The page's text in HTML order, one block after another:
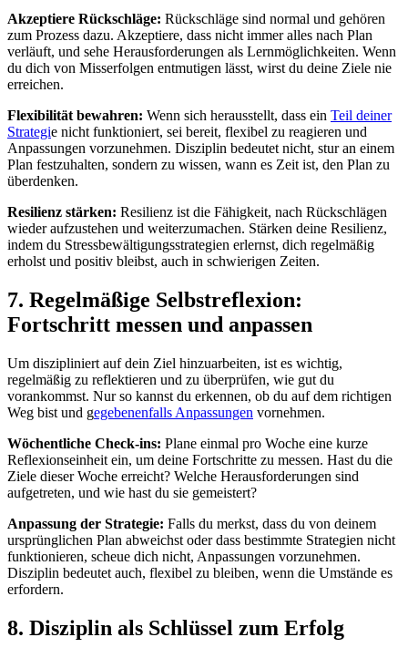
Akzeptiere Rückschläge: Rückschläge sind normal und gehören
zum Prozess dazu. Akzeptiere, dass nicht immer alles nach Plan
verläuft, und sehe Herausforderungen als Lernmöglichkeiten. Wenn
du dich von Misserfolgen entmutigen lässt, wirst du deine Ziele nie
erreichen.
Flexibilität bewahren: Wenn sich herausstellt, dass ein Teil deiner
Strategie nicht funktioniert, sei bereit, flexibel zu reagieren und
Anpassungen vorzunehmen. Disziplin bedeutet nicht, stur an einem
Plan festzuhalten, sondern zu wissen, wann es Zeit ist, den Plan zu
überdenken.
Resilienz stärken: Resilienz ist die Fähigkeit, nach Rückschlägen
wieder aufzustehen und weiterzumachen. Stärken deine Resilienz,
indem du Stressbewältigungsstrategien erlernst, dich regelmäßig
erholst und positiv bleibst, auch in schwierigen Zeiten.
7. Regelmäßige Selbstreflexion:
Fortschritt messen und anpassen
Um diszipliniert auf dein Ziel hinzuarbeiten, ist es wichtig,
regelmäßig zu reflektieren und zu überprüfen, wie gut du
vorankommst. Nur so kannst du erkennen, ob du auf dem richtigen
Weg bist und gegebenenfalls Anpassungen vornehmen.
Wöchentliche Check-ins: Plane einmal pro Woche eine kurze
Reflexionseinheit ein, um deine Fortschritte zu messen. Hast du die
Ziele dieser Woche erreicht? Welche Herausforderungen sind
aufgetreten, und wie hast du sie gemeistert?
Anpassung der Strategie: Falls du merkst, dass du von deinem
ursprünglichen Plan abweichst oder dass bestimmte Strategien nicht
funktionieren, scheue dich nicht, Anpassungen vorzunehmen.
Disziplin bedeutet auch, flexibel zu bleiben, wenn die Umstände es
erfordern.
8. Disziplin als Schlüssel zum Erfolg